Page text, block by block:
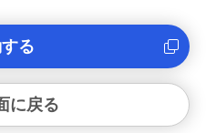
る
に戻る